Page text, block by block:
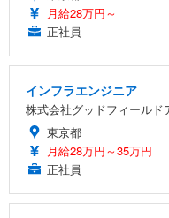
月給28万円～
正社員
インフラエンジニア
株式会社グッドフィールド
東京都
月給28万円～35万円
正社員